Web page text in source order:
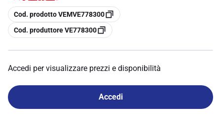
copia
Cod. prodotto VEMVE778300
copia
Cod. produttore VE778300
Accedi per visualizzare prezzi e disponibilità
Accedi